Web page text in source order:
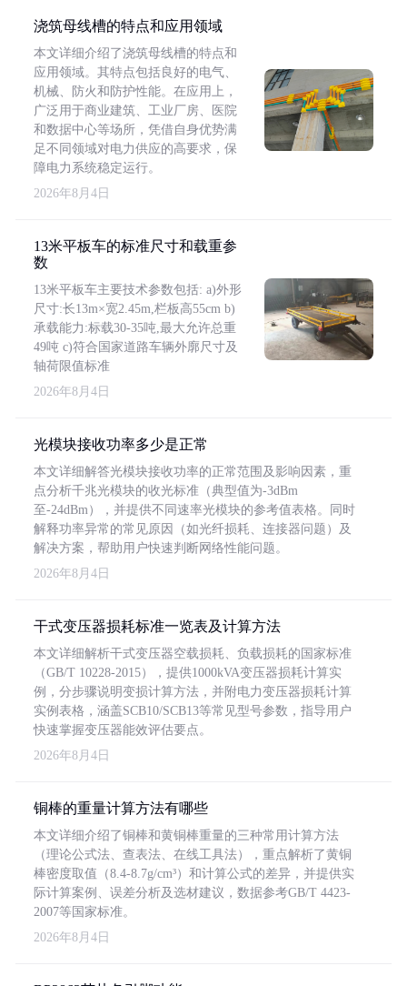
浇筑母线槽的特点和应用领域
本文详细介绍了浇筑母线槽的特点和
应用领域。其特点包括良好的电气、
机械、防火和防护性能。在应用上，
广泛用于商业建筑、工业厂房、医院
和数据中心等场所，凭借自身优势满
足不同领域对电力供应的高要求，保
障电力系统稳定运行。
2026年8月4日
13米平板车的标准尺寸和载重参
数
13米平板车主要技术参数包括: a)外形
尺寸:长13m×宽2.45m,栏板高55cm b)
承载能力:标载30-35吨,最大允许总重
49吨 c)符合国家道路车辆外廓尺寸及
轴荷限值标准
2026年8月4日
光模块接收功率多少是正常
本文详细解答光模块接收功率的正常范围及影响因素，重
点分析千兆光模块的收光标准（典型值为-3dBm
至-24dBm），并提供不同速率光模块的参考值表格。同时
解释功率异常的常见原因（如光纤损耗、连接器问题）及
解决方案，帮助用户快速判断网络性能问题。
2026年8月4日
干式变压器损耗标准一览表及计算方法
本文详细解析干式变压器空载损耗、负载损耗的国家标准
（GB/T 10228-2015），提供1000kVA变压器损耗计算实
例，分步骤说明变损计算方法，并附电力变压器损耗计算
实例表格，涵盖SCB10/SCB13等常见型号参数，指导用户
快速掌握变压器能效评估要点。
2026年8月4日
铜棒的重量计算方法有哪些
本文详细介绍了铜棒和黄铜棒重量的三种常用计算方法
（理论公式法、查表法、在线工具法），重点解析了黄铜
棒密度取值（8.4-8.7g/cm³）和计算公式的差异，并提供实
际计算案例、误差分析及选材建议，数据参考GB/T 4423-
2007等国家标准。
2026年8月4日